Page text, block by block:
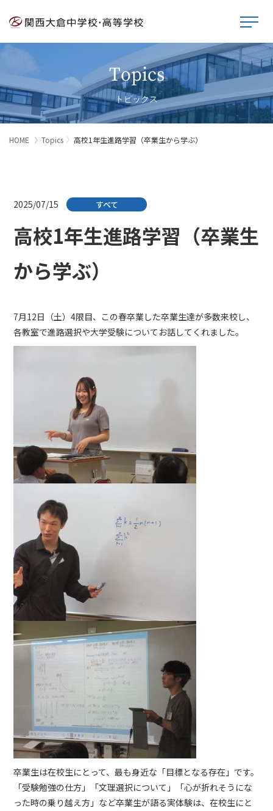
Topics
トピックス
HOME Topics 高校1年生進路学習（卒業生から学ぶ）
2025/07/15 すべて
高校1年生進路学習（卒業生
から学ぶ）
7月12日（土）4限目、この春卒業した卒業生達が多数来校し、
各教室で進路選択や大学受験についてお話してくれました。
卒業生は在校生にとって、最も身近な「目標となる存在」です。
「受験勉強の仕方」「文理選択について」「心が折れそうにな
った時の乗り越え方」など卒業生が語る実体験は、在校生にと